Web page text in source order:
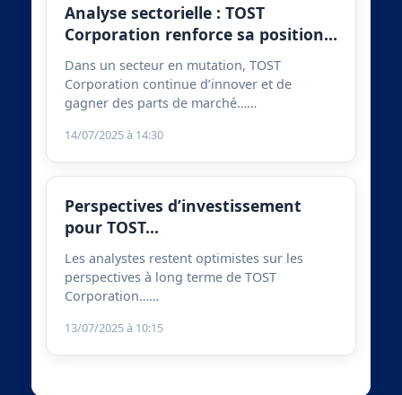
Analyse sectorielle : TOST
Corporation renforce sa position…
Dans un secteur en mutation, TOST
Corporation continue d’innover et de
gagner des parts de marché……
14/07/2025 à 14:30
Perspectives d’investissement
pour TOST…
Les analystes restent optimistes sur les
perspectives à long terme de TOST
Corporation……
13/07/2025 à 10:15